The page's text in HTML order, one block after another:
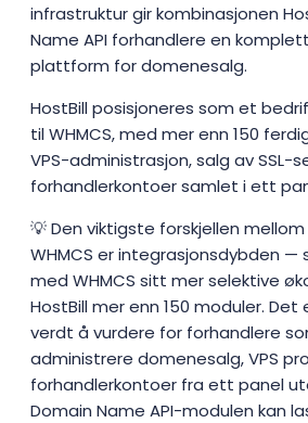
infrastruktur gir kombinasjonen
Name API forhandlere en
plattform for domenesalg.
HostBill posisjoneres som et
til WHMCS, med mer enn 150
VPS-administrasjon, salg av SSL-
forhandlerkontoer samlet i ett
💡 Den viktigste forskjellen mellom
WHMCS er integrasjonsdybden —
med WHMCS sitt mer selektive
HostBill mer enn 150 moduler.
verdt å vurdere for forhandlere
administrere domenesalg, VPS
forhandlerkontoer fra ett panel
Domain Name API-modulen kan